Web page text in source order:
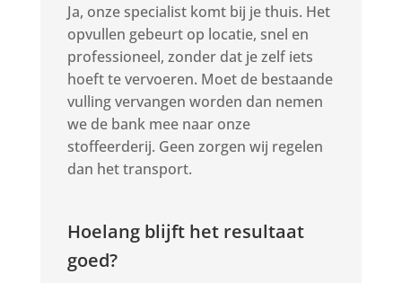
Ja, onze specialist komt bij je thuis. Het
opvullen gebeurt op locatie, snel en
professioneel, zonder dat je zelf iets
hoeft te vervoeren. Moet de bestaande
vulling vervangen worden dan nemen
we de bank mee naar onze
stoffeerderij. Geen zorgen wij regelen
dan het transport.
Hoelang blijft het resultaat
goed?